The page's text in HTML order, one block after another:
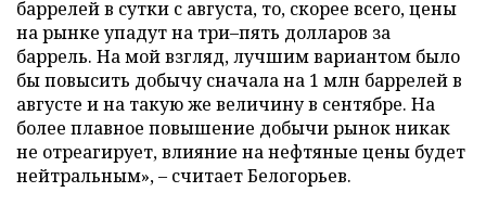
баррелей в сутки с августа, то, скорее всего, цены
на рынке упадут на три–пять долларов за
баррель. На мой взгляд, лучшим вариантом было
бы повысить добычу сначала на 1 млн баррелей в
августе и на такую же величину в сентябре. На
более плавное повышение добычи рынок никак
не отреагирует, влияние на нефтяные цены будет
нейтральным», – считает Белогорьев.